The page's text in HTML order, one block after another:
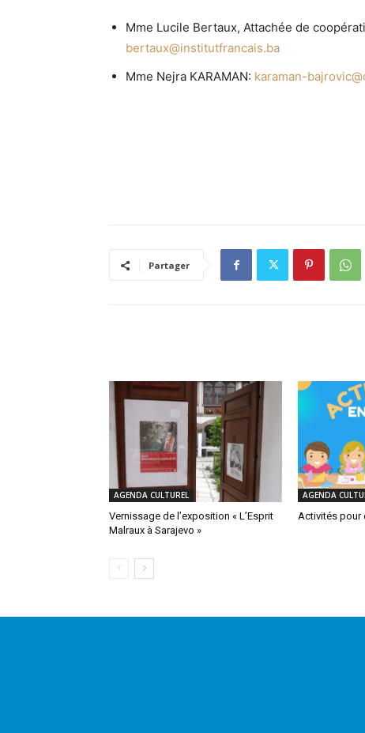
Mme Lucile Bertaux, Attachée de
bertaux@institutfrancais.ba
Mme Nejra KARAMAN: karaman-
Partager
AGENDA CULTUREL
Vernissage de l’exposition « L’Esprit
Malraux à Sarajevo »
AGENDA
Activités pour